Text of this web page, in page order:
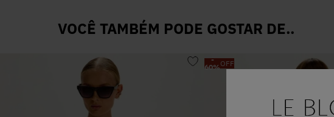
VOCÊ TAMBÉM PODE GOSTAR DE..
-
60%OFF